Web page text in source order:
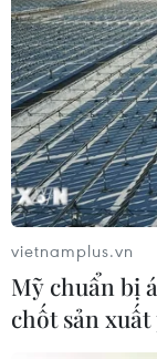
vietnamplus.vn
Mỹ chuẩn bị
chốt sản